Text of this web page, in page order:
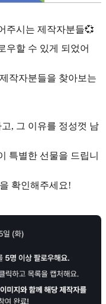
주시는 제작자분들💞
우할 수 있게 되었어
작자분들을 찾아보는
, 그 이유를 정성껏 남
특별한 선물을 드립니
확인해주세요!